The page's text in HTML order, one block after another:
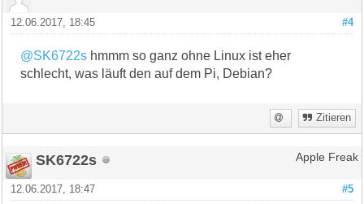
#4
12.06.2017, 18:45
@SK6722s hmmm so ganz ohne Linux ist eher
schlecht, was läuft den auf dem Pi, Debian?
Zitieren
SK6722s Apple Freak
#5
12.06.2017, 18:47